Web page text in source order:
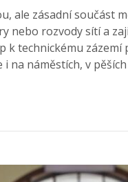
ale zásadní součást
nebo rozvody sítí a
k technickému
na náměstích, v